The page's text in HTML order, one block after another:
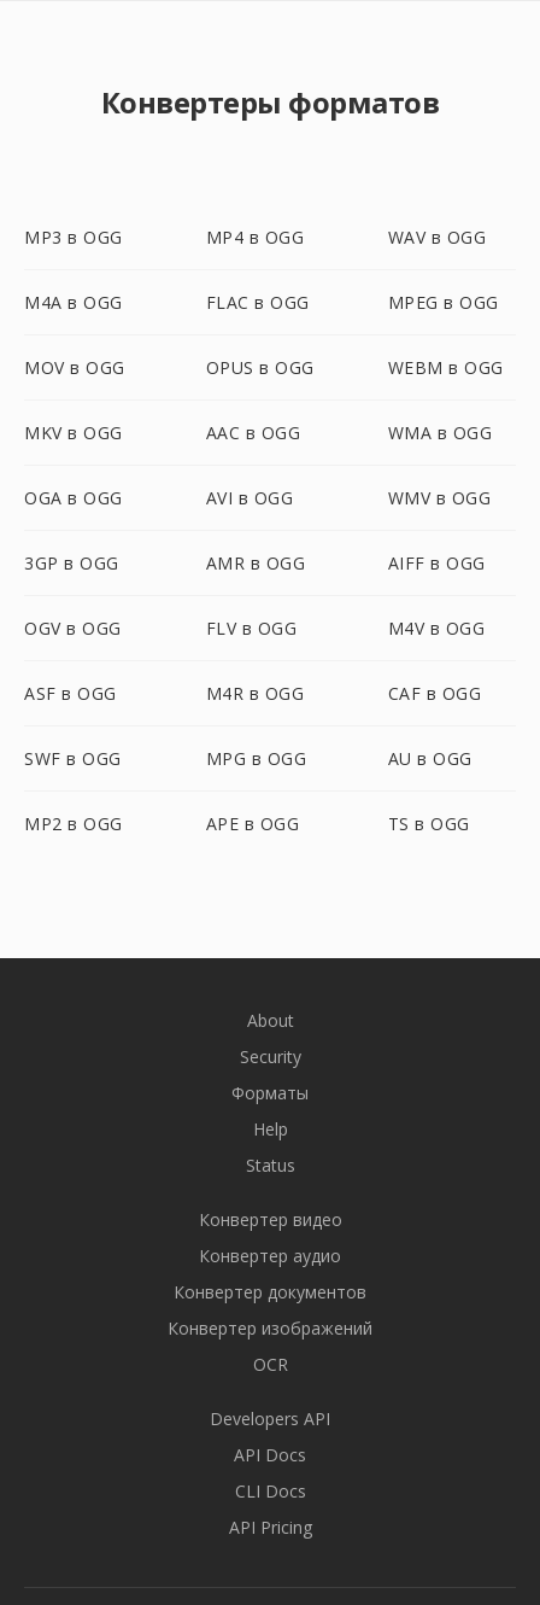
Конвертеры форматов
MP3 в OGG MP4 в OGG WAV в OGG
M4A в OGG FLAC в OGG MPEG в OGG
MOV в OGG OPUS в OGG WEBM в OGG
MKV в OGG AAC в OGG WMA в OGG
OGA в OGG AVI в OGG WMV в OGG
3GP в OGG AMR в OGG AIFF в OGG
OGV в OGG FLV в OGG M4V в OGG
ASF в OGG M4R в OGG CAF в OGG
SWF в OGG MPG в OGG AU в OGG
MP2 в OGG APE в OGG TS в OGG
About
Security
Форматы
Help
Status
Конвертер видео
Конвертер аудио
Конвертер документов
Конвертер изображений
OCR
Developers API
API Docs
CLI Docs
API Pricing